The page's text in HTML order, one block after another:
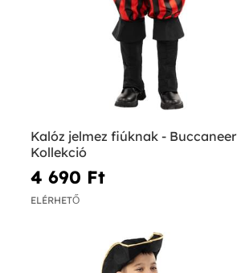
Kalóz jelmez fiúknak - Buccaneer
Kollekció
4 690 Ft‎
ELÉRHETŐ